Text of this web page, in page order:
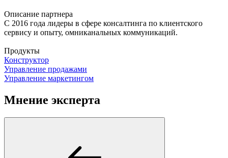
Описание партнера
С 2016 года лидеры в сфере консалтинга по клиентского
сервису и опыту, омниканальных коммуникаций.
Продукты
Конструктор
Управление продажами
Управление маркетингом
Мнение эксперта